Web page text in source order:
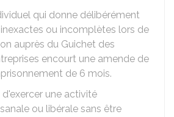
qui donne délibérément
ou incomplètes lors de
auprès du Guichet des
encourt une amende de
de 6 mois.
d'exercer une activité
ou libérale sans être